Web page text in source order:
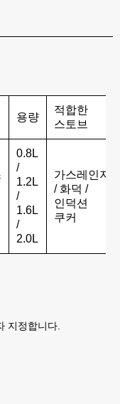
용량
적합한
스토브
0.8L
/
1.2L
/
1.6L
/
2.0L
가스레인지
/ 화덕 /
인덕션
쿠커
지정합니다.